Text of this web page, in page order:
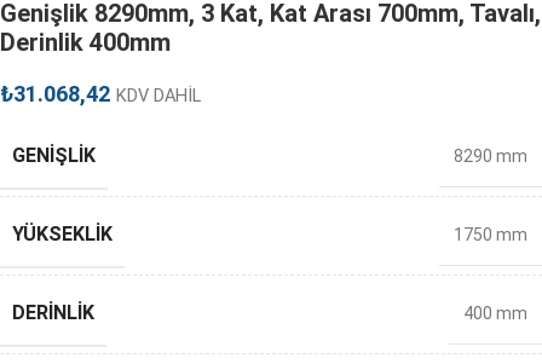
Genişlik 8290mm, 3 Kat, Kat Arası 700mm, Tavalı,
Derinlik 400mm
₺31.068,42 KDV DAHİL
GENIŞLIK 8290 mm
YÜKSEKLIK 1750 mm
DERINLIK 400 mm